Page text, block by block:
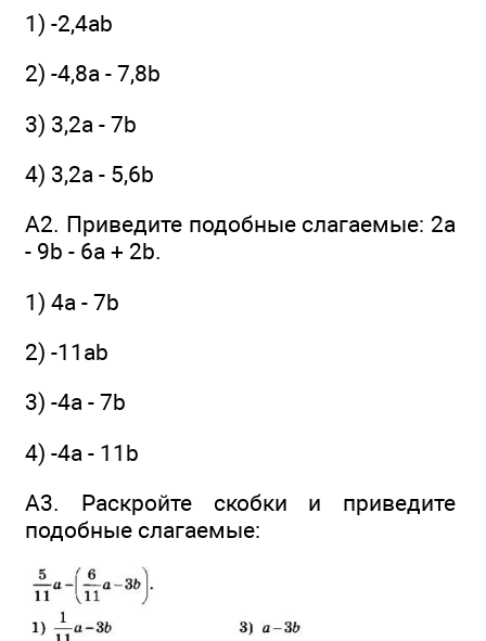
1) -2,4аb
2) -4,8а - 7,8b
3) 3,2а - 7b
4) 3,2а - 5,6b
А2. Приведите подобные слагаемые: 2а
- 9b - 6а + 2b.
1) 4а - 7b
2) -11аb
3) -4а - 7b
4) -4а - 11b
А3. Раскройте скобки и приведите
подобные слагаемые: